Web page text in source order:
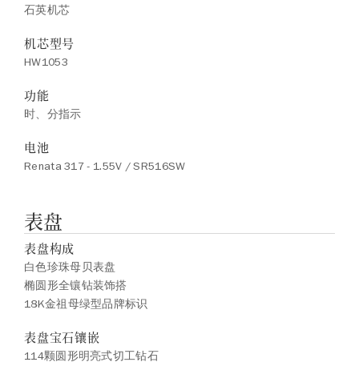
石英机芯
机芯型号
HW1053
功能
时、分指示
电池
Renata 317 - 1.55V / SR516SW
表盘
表盘构成
白色珍珠母贝表盘
椭圆形全镶钻装饰搭
18K金祖母绿型品牌标识
表盘宝石镶嵌
114颗圆形明亮式切工钻石